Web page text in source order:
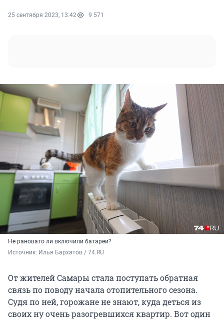
25 сентября 2023, 13:42 9 571
Не рановато ли включили батареи?
Источник: Илья Бархатов / 74.RU
От жителей Самары стала поступать обратная
связь по поводу начала отопительного сезона.
Судя по ней, горожане не знают, куда деться из
своих ну очень разогревшихся квартир. Вот один